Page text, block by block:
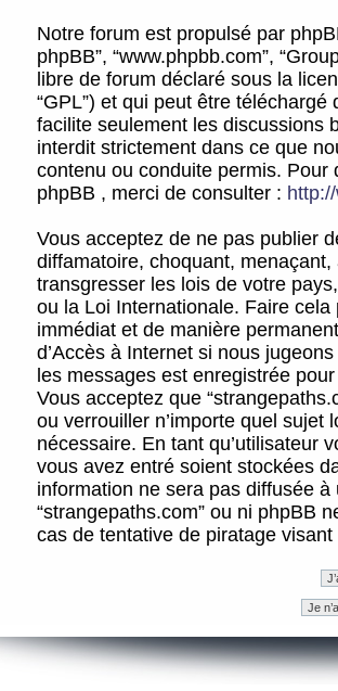
Notre forum est propulsé par
phpBB”, “www.phpbb.com”,
libre de forum déclaré sous la
“GPL”) et qui peut être téléchargé
facilite seulement les discussions
interdit strictement dans ce que
contenu ou conduite permis.
phpBB , merci de consulter :
Vous acceptez de ne pas publier
diffamatoire, choquant,
transgresser les lois de votre
ou la Loi Internationale. Faire
immédiat et de manière
d’Accès à Internet si nous
les messages est enregistrée
Vous acceptez que
ou verrouiller n’importe quel sujet
nécessaire. En tant qu’utilisateur
vous avez entré soient stockées
information ne sera pas diffusée
“strangepaths.com” ou ni phpBB
cas de tentative de piratage